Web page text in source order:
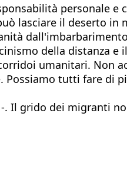
personale e
lasciare il deserto
della distanza e
umanitari. Non
tutti fare di
. Il grido dei migranti